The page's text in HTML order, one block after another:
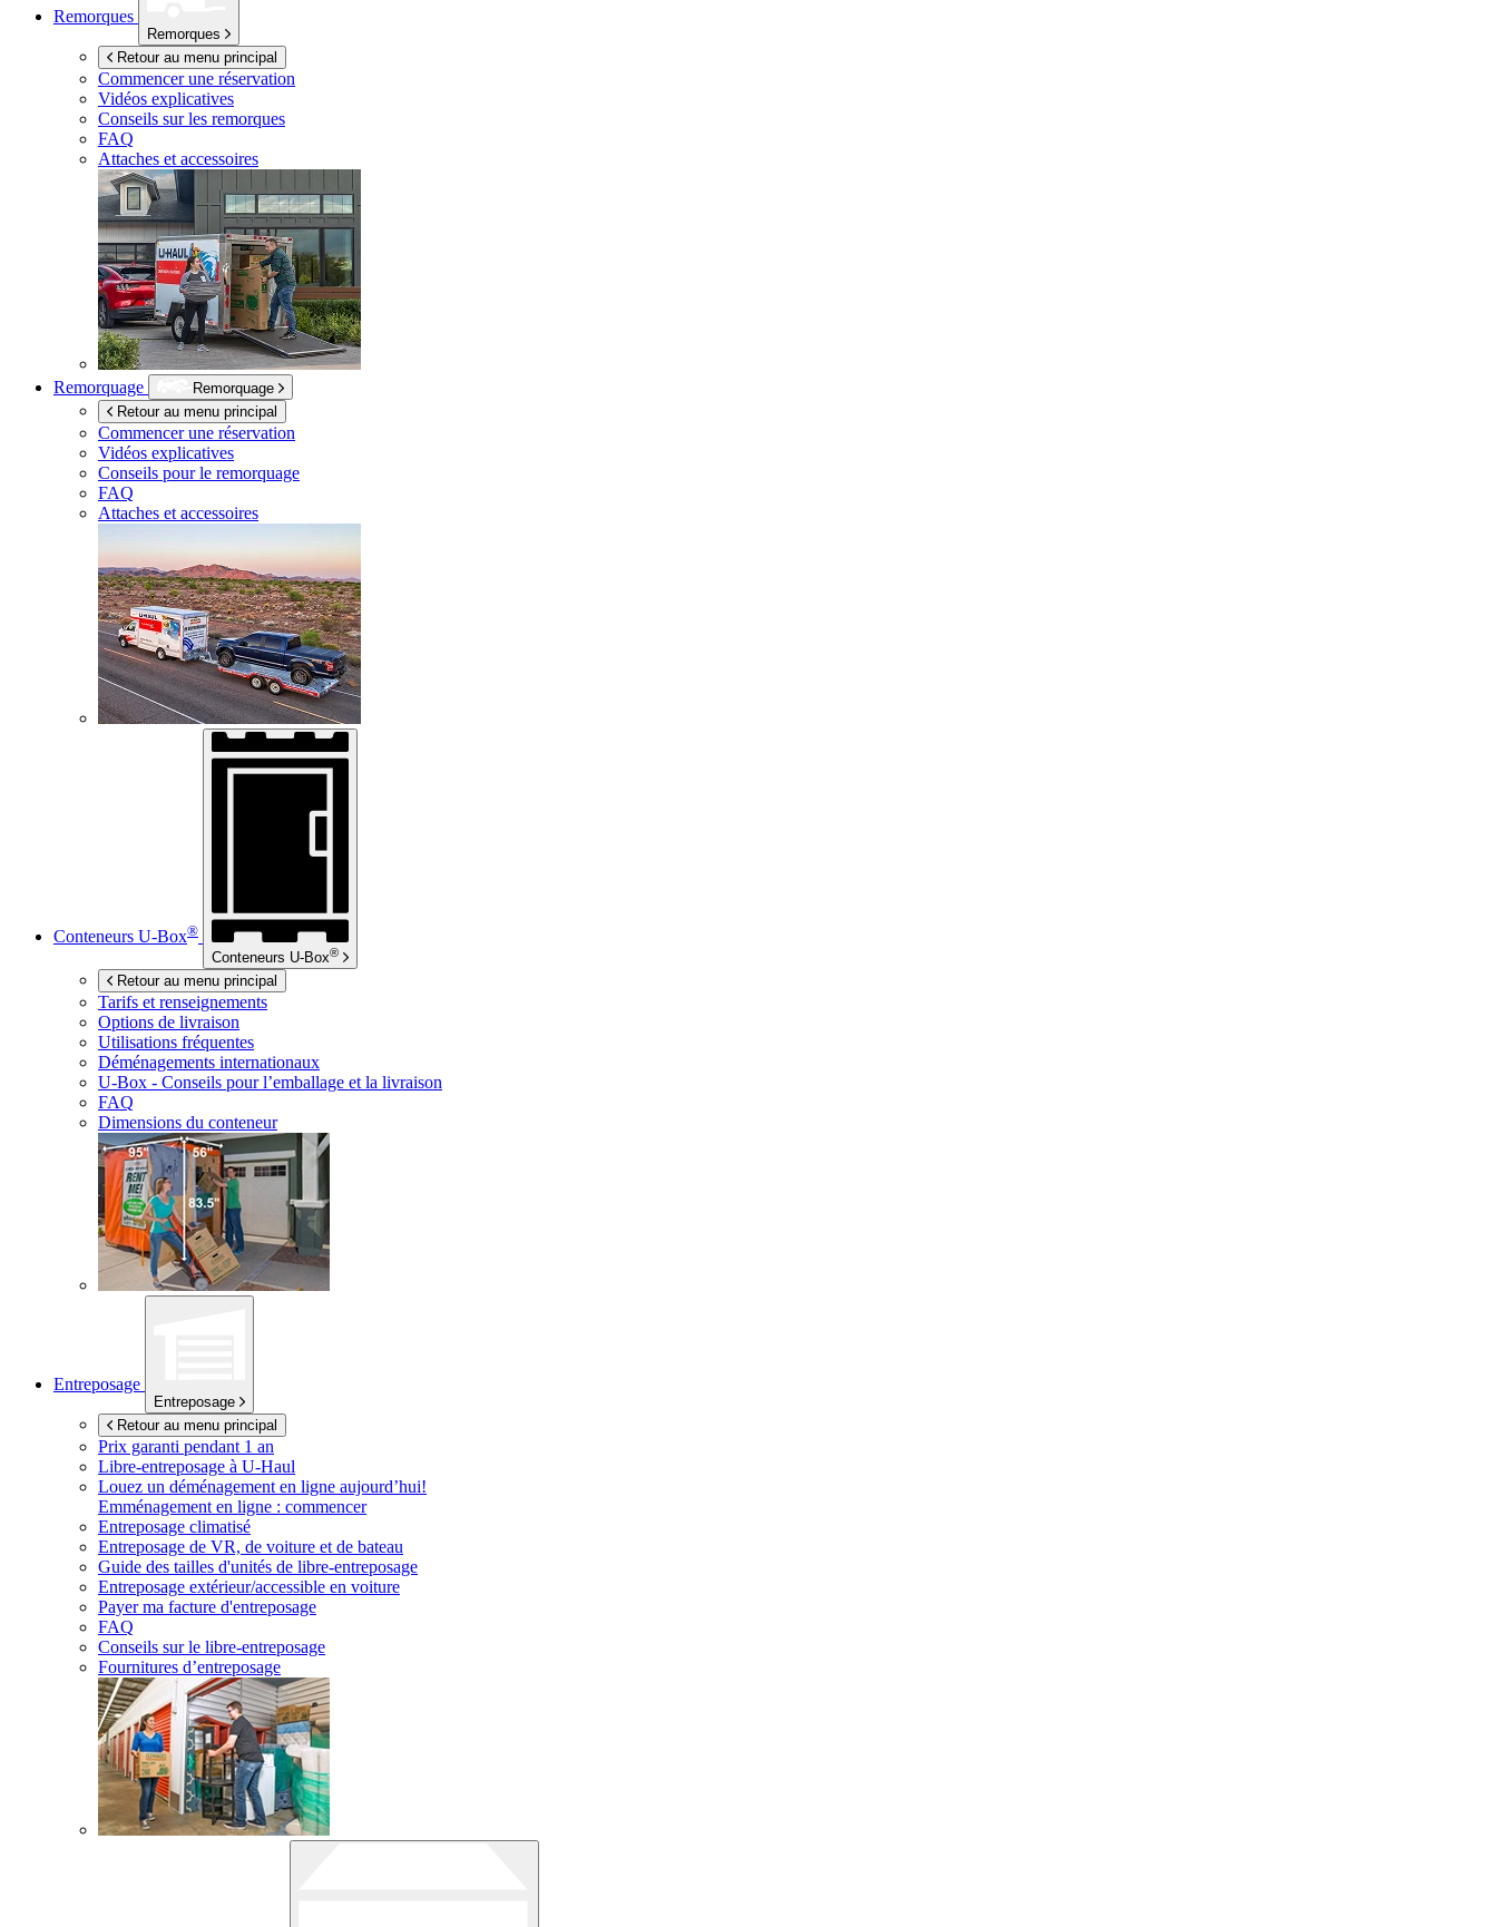
Remorques
Remorques
Retour au menu principal
Commencer une réservation
Vidéos explicatives
Conseils sur les remorques
FAQ
Attaches et accessoires
Remorquage
Remorquage
Retour au menu principal
Commencer une réservation
Vidéos explicatives
Conseils pour le remorquage
FAQ
Attaches et accessoires
Conteneurs U-Box®
Conteneurs U-Box®
Retour au menu principal
Tarifs et renseignements
Options de livraison
Utilisations fréquentes
Déménagements internationaux
U-Box - Conseils pour l’emballage et la livraison
FAQ
Dimensions du conteneur
Entreposage
Entreposage
Retour au menu principal
Prix garanti pendant 1 an
Libre-entreposage à U-Haul
Louez un déménagement en ligne aujourd’hui!
Emménagement en ligne : commencer
Entreposage climatisé
Entreposage de VR, de voiture et de bateau
Guide des tailles d'unités de libre-entreposage
Entreposage extérieur/accessible en voiture
Payer ma facture d'entreposage
FAQ
Conseils sur le libre-entreposage
Fournitures d’entreposage